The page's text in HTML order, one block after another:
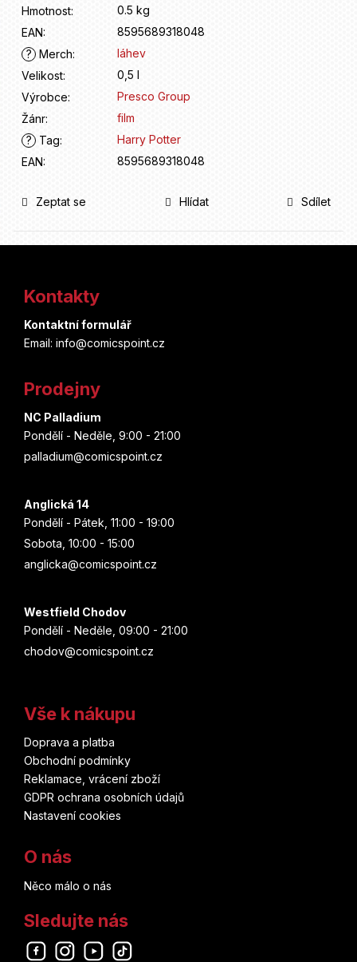
Hmotnost:
0.5 kg
EAN:
8595689318048
? Merch:
láhev
Velikost:
0,5 l
Výrobce:
Presco Group
Žánr:
film
?
Tag:
Harry Potter
EAN: 8595689318048
Zeptat se Hlídat Sdílet
u
e
m
e
Kontakty
Kontaktní formulář
Email: info@comicspoint.cz
Prodejny
NC Palladium
Pondělí - Neděle, 9:00 - 21:00
palladium@comicspoint.cz
Anglická 14
Pondělí - Pátek, 11:00 - 19:00
Sobota, 10:00 - 15:00
anglicka@comicspoint.cz
Westfield Chodov
Pondělí - Neděle, 09:00 - 21:00
chodov@comicspoint.cz
Vše k nákupu
Doprava a platba
Obchodní podmínky
Reklamace, vrácení zboží
GDPR ochrana osobních údajů
Nastavení cookies
O nás
Něco málo o nás
Sledujte nás